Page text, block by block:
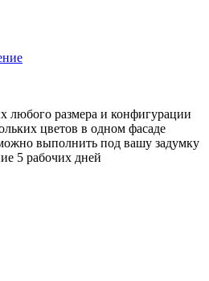
любого размера и конфигурации
цветов в одном фасаде
выполнить под вашу задумку
5 рабочих дней